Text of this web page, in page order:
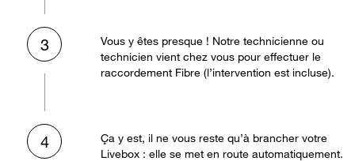
3
Vous y êtes presque ! Notre technicienne ou
technicien vient chez vous pour effectuer le
raccordement Fibre (l’intervention est incluse).
4
Ça y est, il ne vous reste qu’à brancher votre
Livebox : elle se met en route automatiquement.